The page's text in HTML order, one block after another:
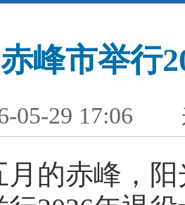
赤峰市举行
05-29 17:06
赤峰，阳